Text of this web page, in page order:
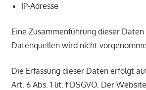
IP-Adresse
Eine Zusammenführung dieser
Datenquellen wird nicht
Die Erfassung dieser Daten erfolgt
Art. 6 Abs. 1 lit. f DSGVO. Der